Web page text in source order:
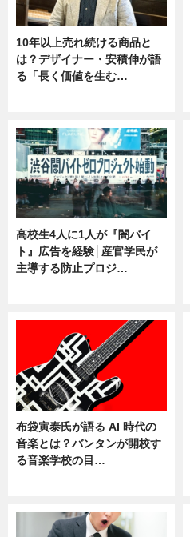
10年以上売れ続ける商品と
は？デザイナー・安積伸が語
る「長く価値を生む…
高校生4人に1人が『闇バイ
ト』広告を経験│産官学民が
主導する防止プロジ…
布袋寅泰氏が語る AI 時代の
音楽とは？バンタンが開校す
る音楽学校の目…